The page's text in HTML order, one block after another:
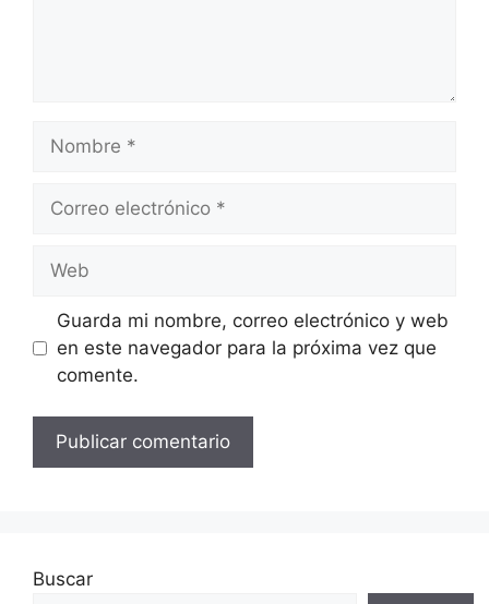
electrónico
Guarda mi nombre, correo electrónico y web
en este navegador para la próxima vez que
comente.
Buscar